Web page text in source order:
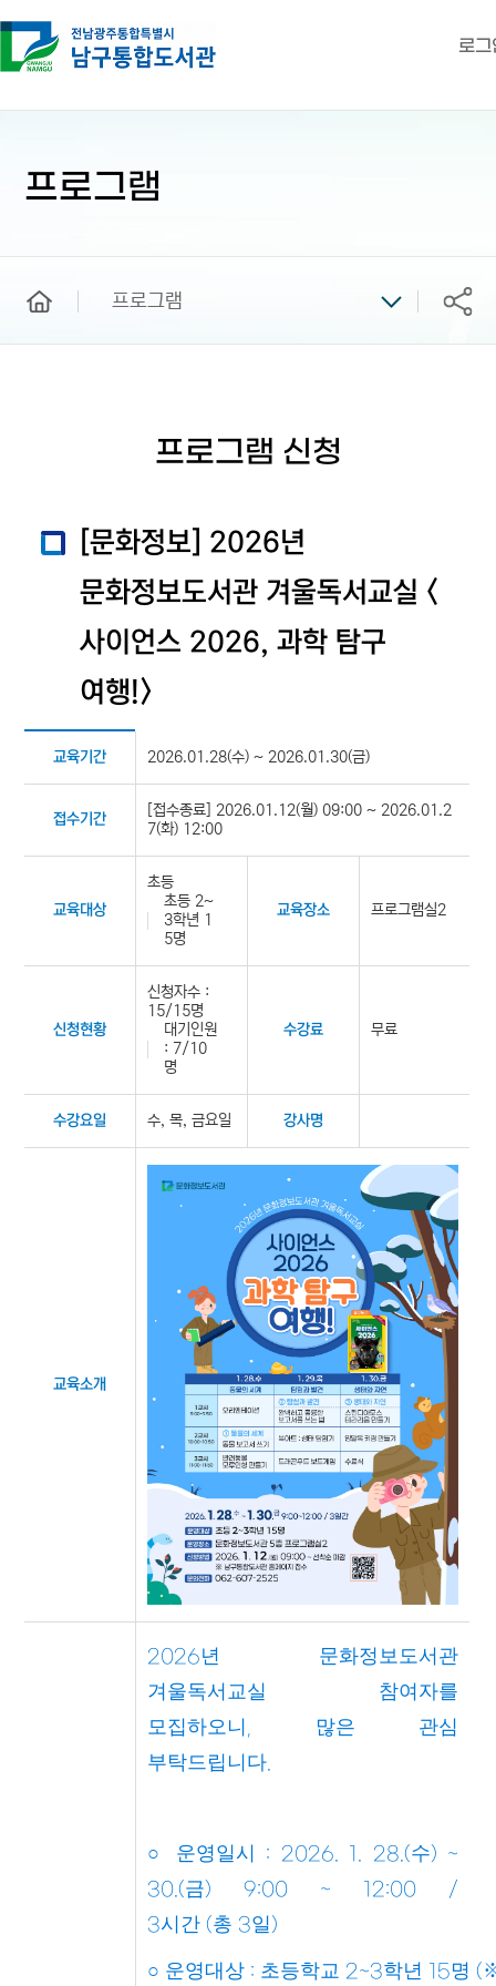
로그
프로그램
프로그램 공유
프로그램 신청
[문화정보] 2026년
문화정보도서관 겨울독서교실 <
사이언스 2026, 과학 탐구
여행!>
교육기간 2026.01.28(수) ~ 2026.01.30(금)
접수기간
[접수종료] 2026.01.12(월) 09:00 ~ 2026.01.2
7(화) 12:00
교육대상
초등
초등 2~
3학년 1
5명
교육장소 프로그램실2
신청현황
신청자수 :
15/15명
대기인원
: 7/10
명
수강료 무료
수강요일 수, 목, 금요일 강사명
교육소개
2026년 문화정보도서관
겨울독서교실 참여자를
모집하오니 ,
많은 관심
부탁드립니다.
○ 운영일시 : 2026. 1. 28.(수) ~
30.(금) 9:00 ~ 12:00 /
3시간(총 3일)
○ 운영대상 : 초등학교 2~3학년 15명(